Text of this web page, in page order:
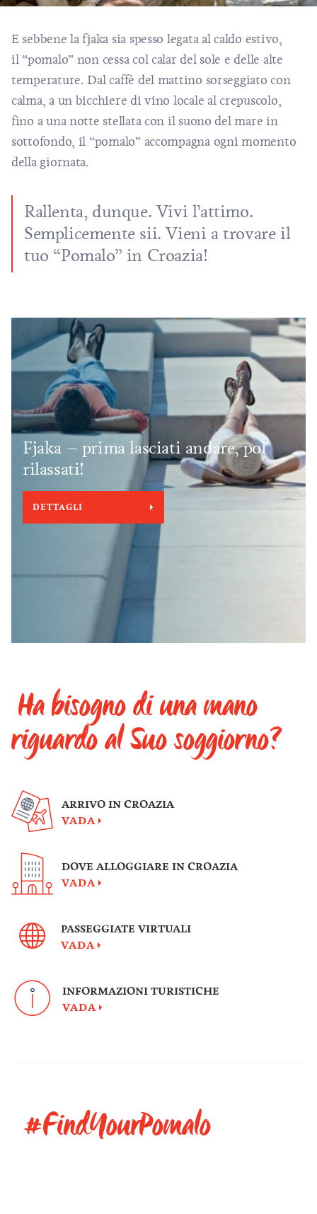
E sebbene la fjaka sia spesso legata al caldo estivo,
il “pomalo” non cessa col calar del sole e delle alte
temperature. Dal caffè del mattino sorseggiato con
calma, a un bicchiere di vino locale al crepuscolo,
fino a una notte stellata con il suono del mare in
sottofondo, il “pomalo” accompagna ogni momento
della giornata.
Rallenta, dunque. Vivi l’attimo.
Semplicemente sii. Vieni a trovare il
tuo “Pomalo” in Croazia!
Fjaka – prima lasciati andare, poi
rilassati!
DETTAGLI
Ha bisogno di una mano
riguardo al Suo soggiorno?
ARRIVO IN CROAZIA
VADA
DOVE ALLOGGIARE IN CROAZIA
VADA
PASSEGGIATE VIRTUALI
VADA
INFORMAZIONI TURISTICHE
VADA
#FindYourPomalo